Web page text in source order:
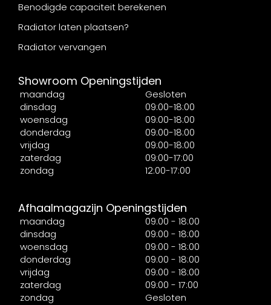
Benodigde capaciteit berekenen
Radiator laten plaatsen?
Radiator vervangen
Showroom Openingstijden
maandag
Gesloten
dinsdag
09:00-18:00
woensdag
09:00-18:00
donderdag
09:00-18:00
vrijdag
09:00-18:00
zaterdag
09:00-17:00
zondag
12:00-17:00
Afhaalmagazijn Openingstijden
maandag
09:00 - 18:00
dinsdag
09:00 - 18:00
woensdag
09:00 - 18:00
donderdag
09:00 - 18:00
vrijdag
09:00 - 18:00
zaterdag
09:00 - 17:00
zondag
Gesloten